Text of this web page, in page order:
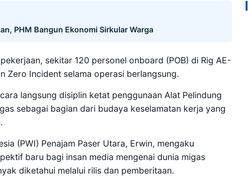
PHM Bangun Ekonomi Sirkular Warga
sekitar 120 personel onboard (POB) di Rig AE-
Zero Incident selama operasi berlangsung.
langsung disiplin ketat penggunaan Alat Pelindung
sebagai bagian dari budaya keselamatan kerja yang
(PWI) Penajam Paser Utara, Erwin, mengaku
baru bagi insan media mengenai dunia migas
diketahui melalui rilis dan pemberitaan.